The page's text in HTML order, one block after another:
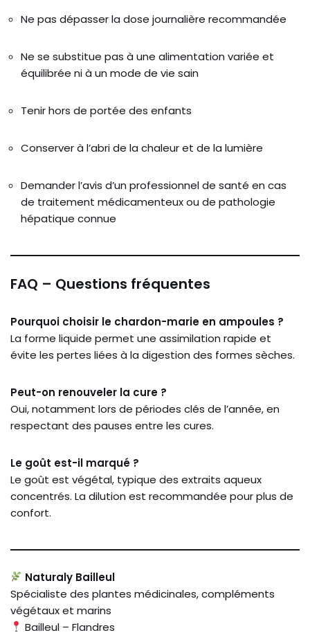
Ne pas dépasser la dose journalière recommandée
Ne se substitue pas à une alimentation variée et
équilibrée ni à un mode de vie sain
Tenir hors de portée des enfants
Conserver à l’abri de la chaleur et de la lumière
Demander l’avis d’un professionnel de santé en cas
de traitement médicamenteux ou de pathologie
hépatique connue
FAQ – Questions fréquentes
Pourquoi choisir le chardon-marie en ampoules ?
La forme liquide permet une assimilation rapide et
évite les pertes liées à la digestion des formes sèches.
Peut-on renouveler la cure ?
Oui, notamment lors de périodes clés de l’année, en
respectant des pauses entre les cures.
Le goût est-il marqué ?
Le goût est végétal, typique des extraits aqueux
concentrés. La dilution est recommandée pour plus de
confort.
Naturaly Bailleul
Spécialiste des plantes médicinales, compléments
végétaux et marins
Bailleul – Flandres